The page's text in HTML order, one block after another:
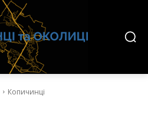
Копичинці